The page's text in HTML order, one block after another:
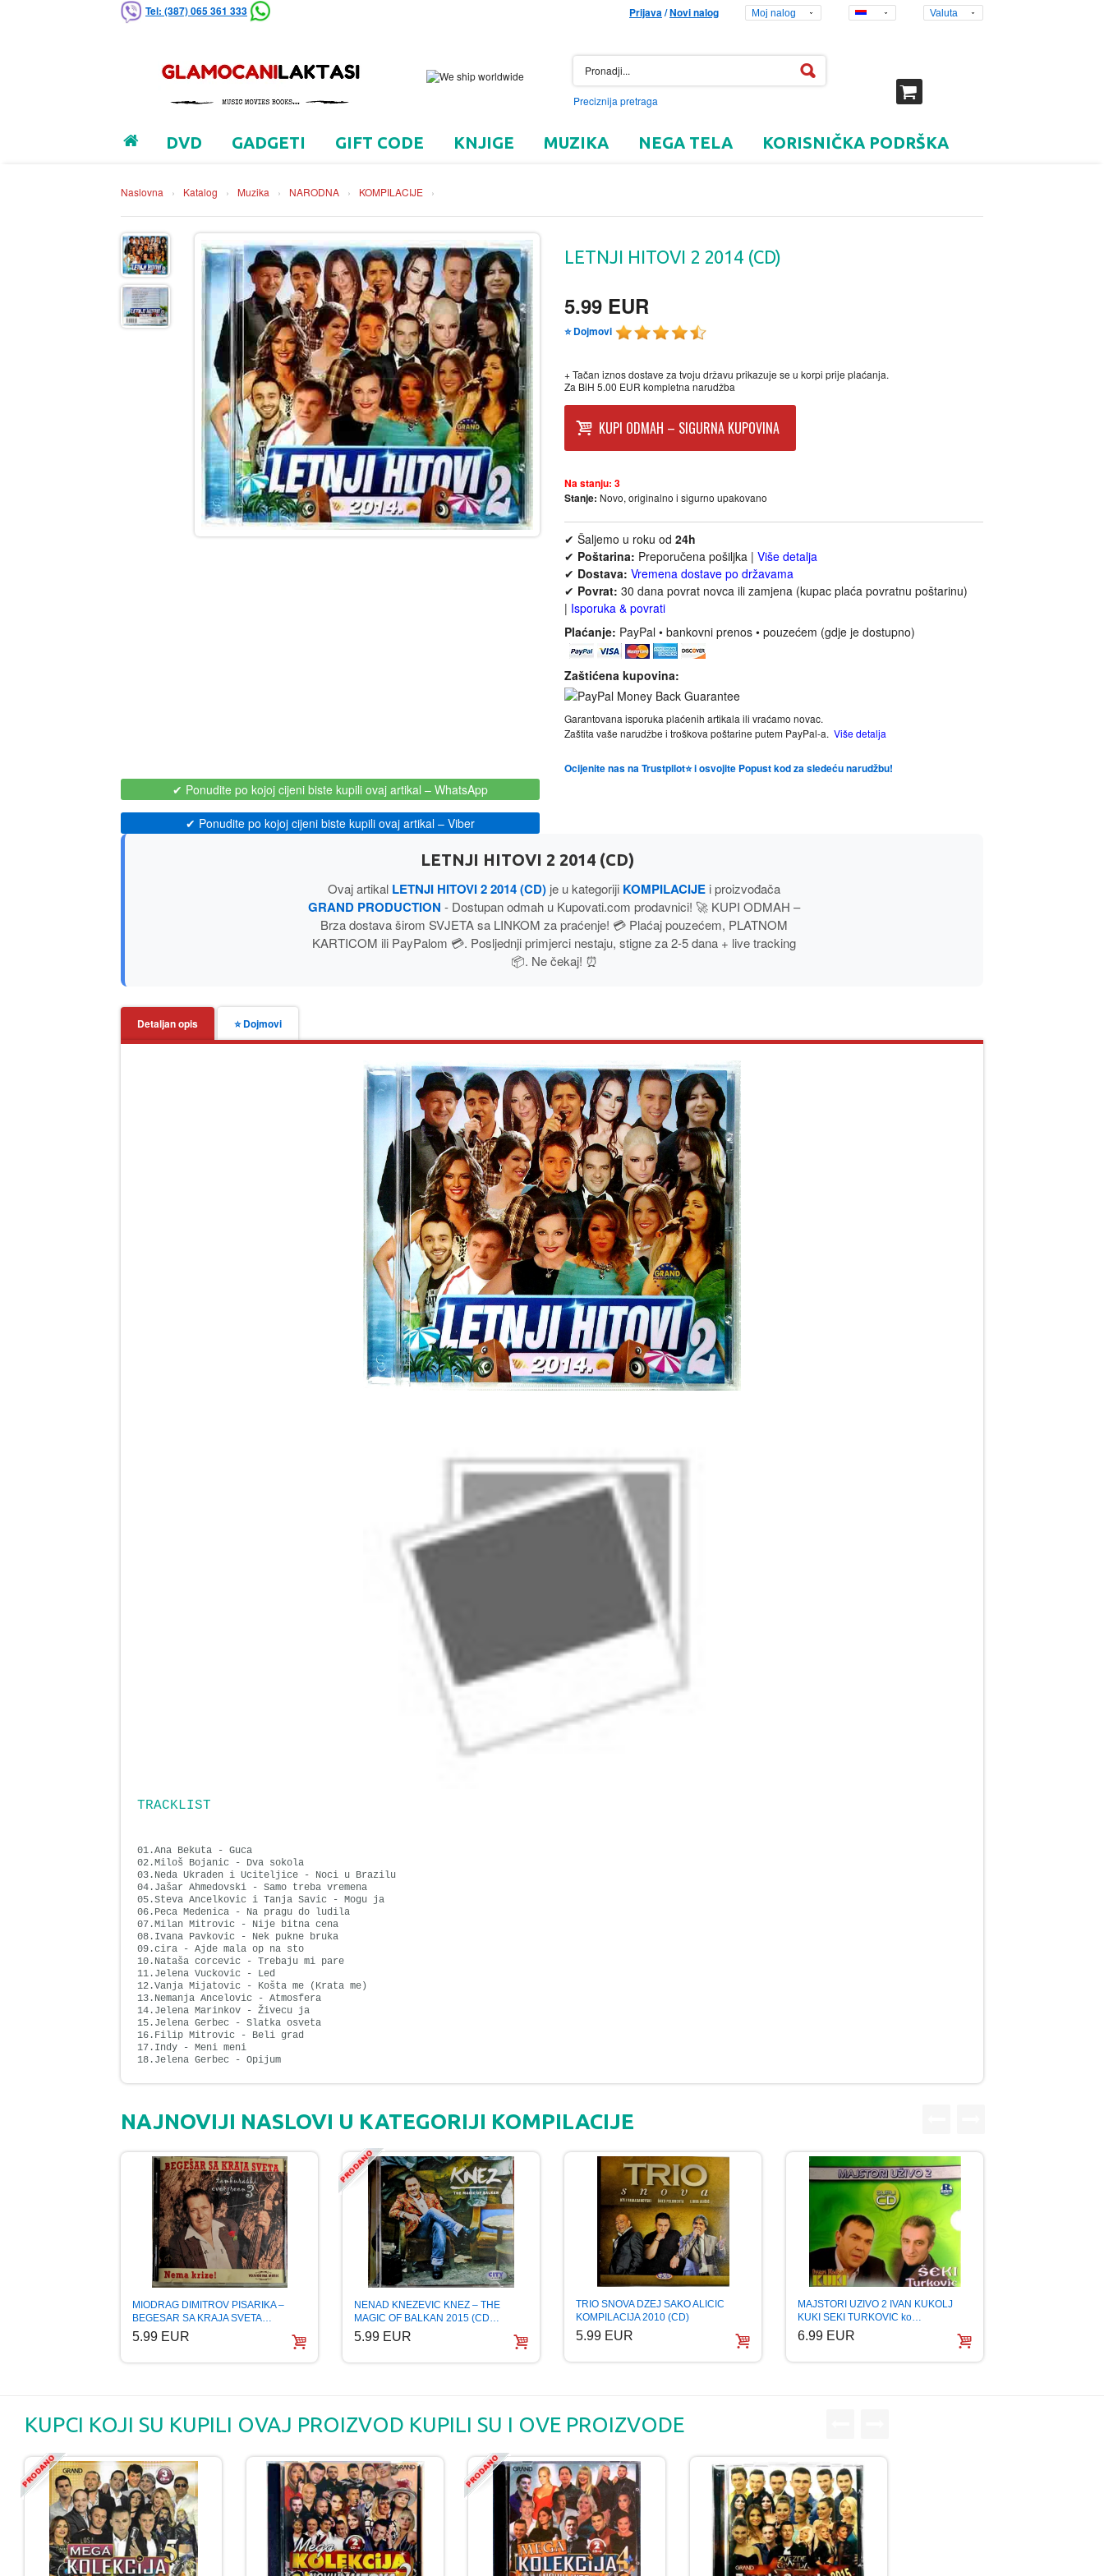
Tel: (387) 065 361 333 Prijava/Novi nalog Moj nalog Valuta
Preciznija pretraga
DVD GADGETI GIFT CODE KNJIGE MUZIKA NEGA TELA KORISNIČKA PODRŠKA
Naslovna › Katalog › Muzika › NARODNA › KOMPILACIJE ›
✔ Ponudite po kojoj cijeni biste kupili ovaj artikal – WhatsApp
✔ Ponudite po kojoj cijeni biste kupili ovaj artikal – Viber
LETNJI HITOVI 2 2014 (CD)
5.99 EUR
⭐ Dojmovi
+ Tačan iznos dostave za tvoju državu prikazuje se u korpi prije plaćanja.
Za BiH 5.00 EUR kompletna narudžba
KUPI ODMAH – SIGURNA KUPOVINA
Na stanju: 3
Stanje: Novo, originalno i sigurno upakovano
✔ Šaljemo u roku od 24h
✔ Poštarina: Preporučena pošiljka | Više detalja
✔ Dostava: Vremena dostave po državama
✔ Povrat: 30 dana povrat novca ili zamjena (kupac plaća povratnu poštarinu)
| Isporuka & povrati
Plaćanje: PayPal • bankovni prenos • pouzećem (gdje je dostupno)
Zaštićena kupovina:
Garantovana isporuka plaćenih artikala ili vraćamo novac.
Zaštita vaše narudžbe i troškova poštarine putem PayPal-a. Više detalja
Ocijenite nas na Trustpilot⭐ i osvojite Popust kod za sledeću narudžbu!
LETNJI HITOVI 2 2014 (CD)
Ovaj artikal LETNJI HITOVI 2 2014 (CD) je u kategoriji KOMPILACIJE i proizvođača
GRAND PRODUCTION - Dostupan odmah u Kupovati.com prodavnici! 🚀 KUPI ODMAH –
Brza dostava širom SVJETA sa LINKOM za praćenje! 💳 Plaćaj pouzećem, PLATNOM
KARTICOM ili PayPalom 💳. Posljednji primjerci nestaju, stigne za 2-5 dana + live tracking
📦. Ne čekaj! ⏰
Detaljan opis ⭐ Dojmovi
TRACKLIST
01.Ana Bekuta - Guca
02.Miloš Bojanic - Dva sokola
03.Neda Ukraden i Uciteljice - Noci u Brazilu
04.Jašar Ahmedovski - Samo treba vremena
05.Steva Ancelkovic i Tanja Savic - Mogu ja
06.Peca Medenica - Na pragu do ludila
07.Milan Mitrovic - Nije bitna cena
08.Ivana Pavkovic - Nek pukne bruka
09.cira - Ajde mala op na sto
10.Nataša corcevic - Trebaju mi pare
11.Jelena Vuckovic - Led
12.Vanja Mijatovic - Košta me (Krata me)
13.Nemanja Ancelovic - Atmosfera
14.Jelena Marinkov - Živecu ja
15.Jelena Gerbec - Slatka osveta
16.Filip Mitrovic - Beli grad
17.Indy - Meni meni
18.Jelena Gerbec - Opijum
NAJNOVIJI NASLOVI U KATEGORIJI KOMPILACIJE
MIODRAG DIMITROV PISARIKA –
BEGESAR SA KRAJA SVETA…
5.99 EUR
NENAD KNEZEVIC KNEZ – THE
MAGIC OF BALKAN 2015 (CD…
5.99 EUR
TRIO SNOVA DZEJ SAKO ALICIC
KOMPILACIJA 2010 (CD)
5.99 EUR
MAJSTORI UZIVO 2 IVAN KUKOLJ
KUKI SEKI TURKOVIC ko…
6.99 EUR
KUPCI KOJI SU KUPILI OVAJ PROIZVOD KUPILI SU I OVE PROIZVODE